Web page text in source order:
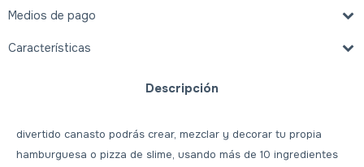
Medios de pago
Características
Descripción
divertido canasto podrás crear, mezclar y decorar tu propia
hamburguesa o pizza de slime, usando más de 10 ingredientes